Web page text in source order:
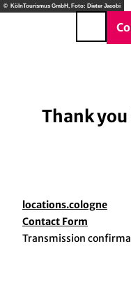
T
© KölnTourismus GmbH, Foto: Dieter Jacobi
Thank
locations.cologne
Contact Form
Transmission